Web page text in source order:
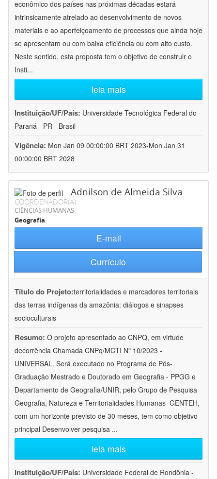
econômico dos países nas próximas décadas estará
intrinsicamente atrelado ao desenvolvimento de novos
materiais e ao aperfeiçoamento de processos que ainda hoje
se apresentam ou com baixa eficiência ou com alto custo.
Neste sentido, esta proposta tem o objetivo de construir o
Insti...
leia mais
Instituição/UF/País: Universidade Tecnológica Federal do
Paraná - PR - Brasil
Vigência: Mon Jan 09 00:00:00 BRT 2023-Mon Jan 31
00:00:00 BRT 2028
Adnilson de Almeida Silva
COORDENADOR(A)
CIÊNCIAS HUMANAS
Geografia
E-mail
Currículo
Título do Projeto:territorialidades e marcadores territoriais
das terras indígenas da amazônia: diálogos e sinapses
socioculturais
Resumo: O projeto apresentado ao CNPQ, em virtude
decorrência Chamada CNPq/MCTI Nº 10/2023 -
UNIVERSAL. Será executado no Programa de Pós-
Graduação Mestrado e Doutorado em Geografia - PPGG e
Departamento de Geografia/UNIR, pelo Grupo de Pesquisa
Geografia, Natureza e Territorialidades Humanas  GENTEH,
com um horizonte previsto de 30 meses, tem como objetivo
principal Desenvolver pesquisa ...
leia mais
Instituição/UF/País: Universidade Federal de Rondônia -